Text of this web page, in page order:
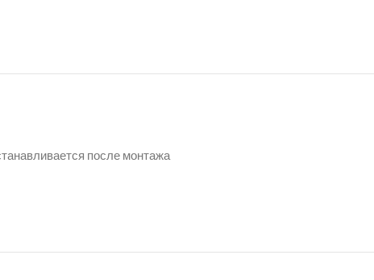
после монтажа